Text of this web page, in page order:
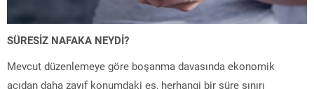
SÜRESİZ NAFAKA NEYDİ?
Mevcut düzenlemeye göre boşanma davasında ekonomik
açıdan daha zayıf konumdaki eş, herhangi bir süre sınırı